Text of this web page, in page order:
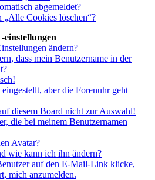
abgemeldet?
Cookies löschen“?
einstellungen
ändern?
dass mein Benutzername in der
aber die Forenuhr geht
diesem Board nicht zur Auswahl!
die bei meinem Benutzernamen
Avatar?
wie kann ich ihn ändern?
auf den E-Mail-Link klicke,
mich anzumelden.